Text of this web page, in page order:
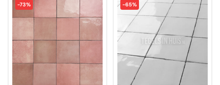
123,80.
32,95.
123,80.
32,95.
-73% -65%